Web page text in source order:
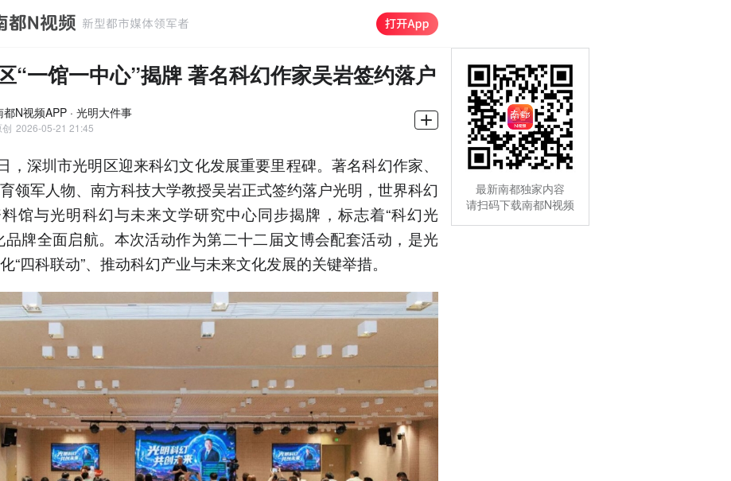
“一馆一中心”揭牌 著名科幻作家吴岩签约落户
都N视频APP · 光明大件事
创 2026-05-21 21:45
，深圳市光明区迎来科幻文化发展重要里程碑。著名科幻作家、
领军人物、南方科技大学教授吴岩正式签约落户光明，世界科幻
馆与光明科幻与未来文学研究中心同步揭牌，标志着“科幻光
品牌全面启航。本次活动作为第二十二届文博会配套活动，是光
“四科联动”、推动科幻产业与未来文化发展的关键举措。
最新南都独家内容
请扫码下载南都N视频